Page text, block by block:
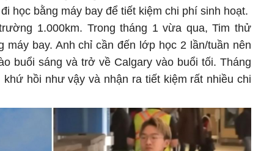
học bằng máy bay để tiết kiệm chi phí sinh hoạt.
1.000km. Trong tháng 1 vừa qua, Tim thử
máy bay. Anh chỉ cần đến lớp học 2 lần/tuần nên
buổi sáng và trở về Calgary vào buổi tối. Tháng
hồi như vậy và nhận ra tiết kiệm rất nhiều chi